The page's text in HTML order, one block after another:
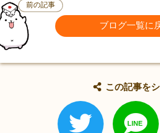
前の記事
ブログ一覧に
この記事を